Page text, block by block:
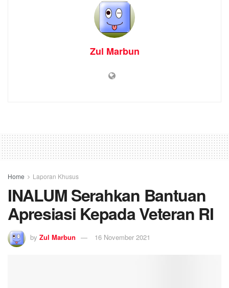
Zul Marbun
Home Laporan Khusus
INALUM Serahkan Bantuan
Apresiasi Kepada Veteran RI
by Zul Marbun 16 November 2021